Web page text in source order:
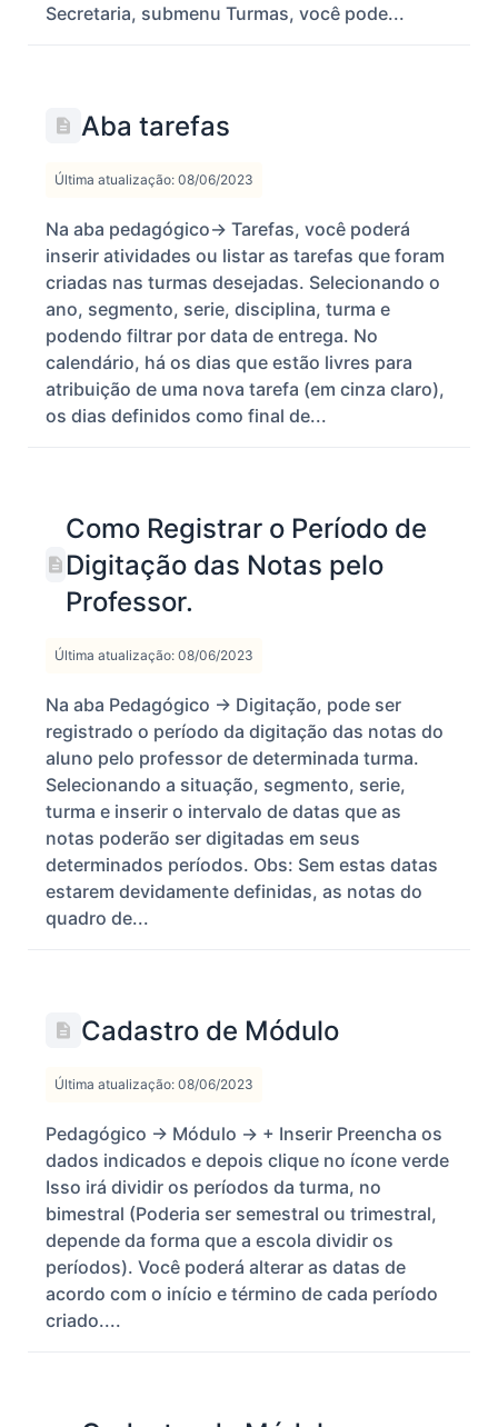
Secretaria, submenu Turmas, você pode...
Aba tarefas
Última atualização: 08/06/2023
Na aba pedagógico-> Tarefas, você poderá
inserir atividades ou listar as tarefas que foram
criadas nas turmas desejadas. Selecionando o
ano, segmento, serie, disciplina, turma e
podendo filtrar por data de entrega. No
calendário, há os dias que estão livres para
atribuição de uma nova tarefa (em cinza claro),
os dias definidos como final de...
Como Registrar o Período de
Digitação das Notas pelo
Professor.
Última atualização: 08/06/2023
Na aba Pedagógico -> Digitação, pode ser
registrado o período da digitação das notas do
aluno pelo professor de determinada turma.
Selecionando a situação, segmento, serie,
turma e inserir o intervalo de datas que as
notas poderão ser digitadas em seus
determinados períodos. Obs: Sem estas datas
estarem devidamente definidas, as notas do
quadro de...
Cadastro de Módulo
Última atualização: 08/06/2023
Pedagógico -> Módulo -> + Inserir Preencha os
dados indicados e depois clique no ícone verde
Isso irá dividir os períodos da turma, no
bimestral (Poderia ser semestral ou trimestral,
depende da forma que a escola dividir os
períodos). Você poderá alterar as datas de
acordo com o início e término de cada período
criado....